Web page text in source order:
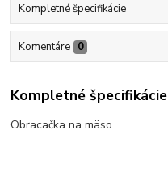
Kompletné špecifikácie
Komentáre 0
Kompletné špecifikácie
Obracačka na mäso